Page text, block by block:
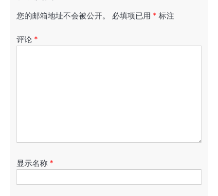
您的邮箱地址不会被公开。 必填项已用 * 标注
评论 *
显示名称 *